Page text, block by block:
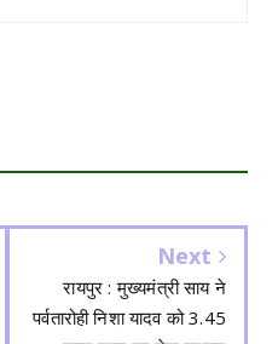
Next
रायपुर : मुख्यमंत्री साय ने
पर्वतारोही निशा यादव को 3.45